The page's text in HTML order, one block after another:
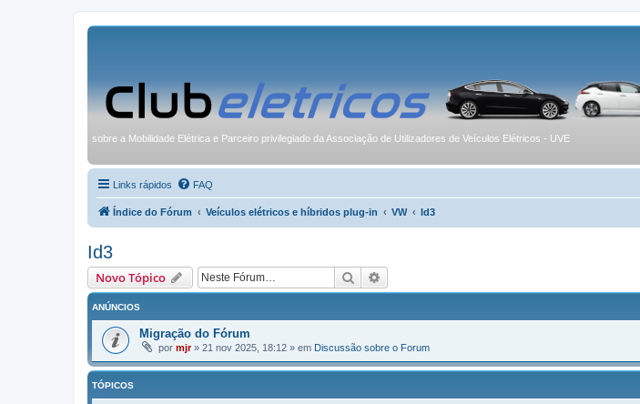
sobre a Mobilidade Elétrica e Parceiro privilegiado da Associação de Utilizadores de Veículos Elétricos - UVE
Links rápidos FAQ
Índice do Fórum Veículos elétricos e híbridos plug-in VW Id3
Id3
Novo Tópico Pesquisar
ANÚNCIOS
Migração do Fórum
por mjr» 21 nov 2025, 18:12 » em Discussão sobre o Forum
TÓPICOS